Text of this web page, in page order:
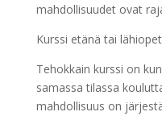
mahdollisuudet ovat
Kurssi etänä tai
Tehokkain kurssi on
samassa tilassa
mahdollisuus on